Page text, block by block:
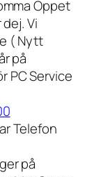
Öppet
Vi
( Nytt
på
PC Service
Telefon
på